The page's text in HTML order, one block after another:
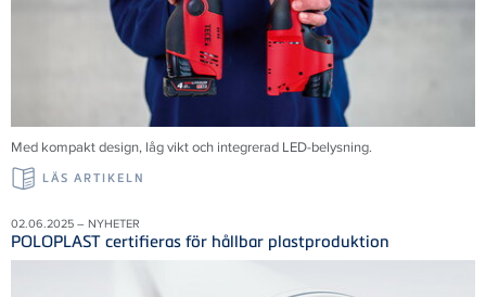
Med kompakt design, låg vikt och integrerad LED-belysning.
LÄS ARTIKELN
02.06.2025 – NYHETER
POLOPLAST certifieras för hållbar plastproduktion